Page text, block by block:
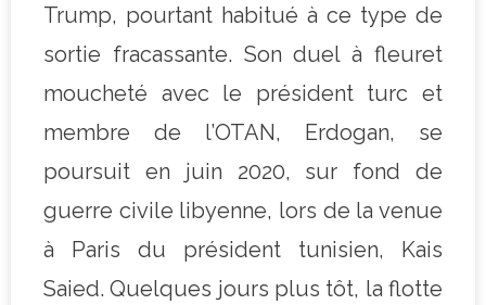
Trump, pourtant habitué à ce type de
sortie fracassante. Son duel à fleuret
moucheté avec le président turc et
membre de l’OTAN, Erdogan, se
poursuit en juin 2020, sur fond de
guerre civile libyenne, lors de la venue
à Paris du président tunisien, Kais
Saied. Quelques jours plus tôt, la flotte